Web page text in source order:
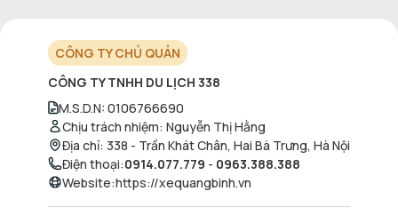
CÔNG TY CHỦ QUẢN
CÔNG TY TNHH DU LỊCH 338
M.S.D.N: 0106766690
Chịu trách nhiệm: Nguyễn Thị Hằng
Địa chỉ: 338 - Trần Khát Chân, Hai Bà Trưng, Hà Nội
Điện thoại:0914.077.779 - 0963.388.388
Website:https://xequangbinh.vn